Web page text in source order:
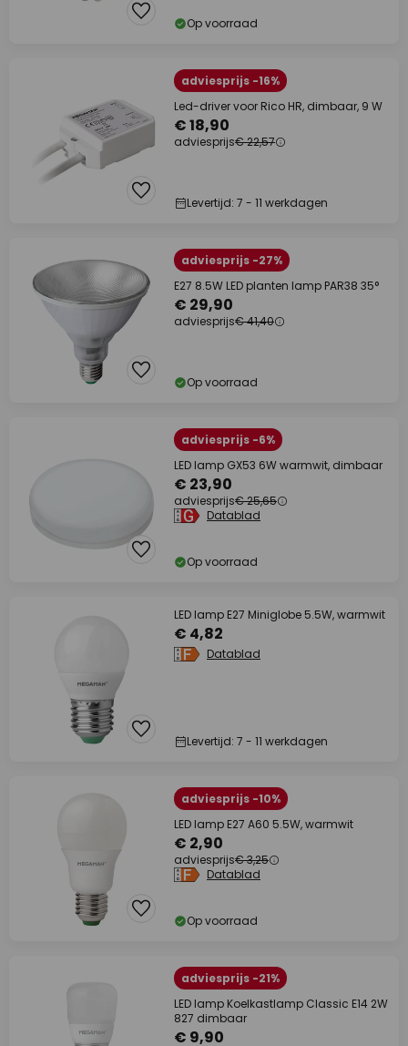
Op voorraad
adviesprijs -16%
Led-driver voor Rico HR, dimbaar, 9 W
€ 18,90
adviesprijs€ 22,57
Levertijd: 7 - 11 werkdagen
adviesprijs -27%
E27 8.5W LED planten lamp PAR38 35°
€ 29,90
adviesprijs€ 41,40
Op voorraad
adviesprijs -6%
LED lamp GX53 6W warmwit, dimbaar
€ 23,90
adviesprijs€ 25,65
Datablad
Op voorraad
LED lamp E27 Miniglobe 5.5W, warmwit
€ 4,82
Datablad
Levertijd: 7 - 11 werkdagen
adviesprijs -10%
LED lamp E27 A60 5.5W, warmwit
€ 2,90
adviesprijs€ 3,25
Datablad
Op voorraad
adviesprijs -21%
LED lamp Koelkastlamp Classic E14 2W
827 dimbaar
€ 9,90